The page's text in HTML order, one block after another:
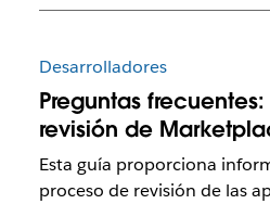
Desarrolladores
Preguntas
revisión de
Esta guía proporciona
proceso de revisión de las